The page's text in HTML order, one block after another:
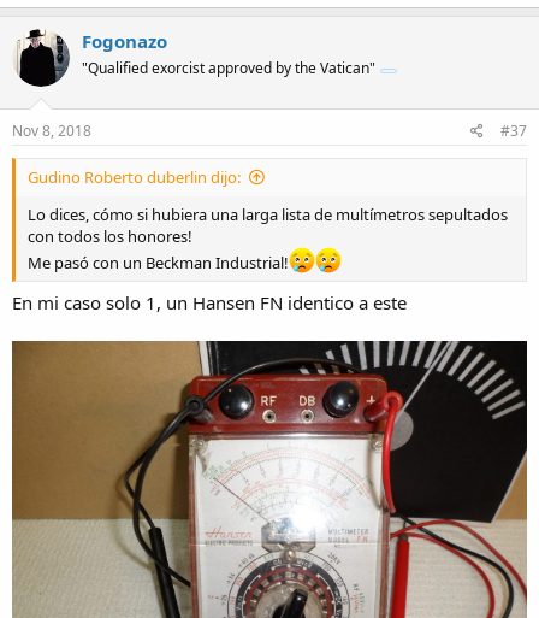
Fogonazo
"Qualified exorcist approved by the Vatican"
Nov 8, 2018 #37
Gudino Roberto duberlin dijo:
Lo dices, cómo si hubiera una larga lista de multímetros sepultados
con todos los honores!
Me pasó con un Beckman Industrial!
En mi caso solo 1, un Hansen FN identico a este